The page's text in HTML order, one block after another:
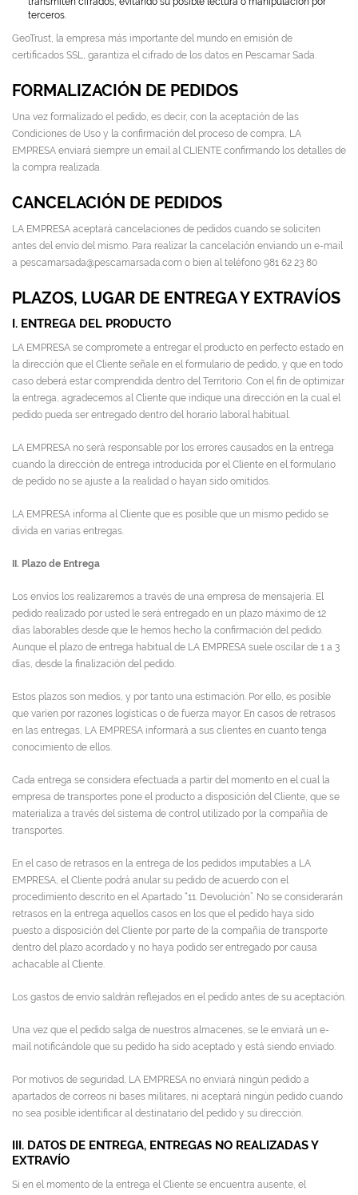
terceros.
GeoTrust, la empresa más importante del mundo en emisión de
certificados SSL, garantiza el cifrado de los datos en Pescamar Sada.
FORMALIZACIÓN DE PEDIDOS
Una vez formalizado el pedido, es decir, con la aceptación de las
Condiciones de Uso y la confirmación del proceso de compra, LA
EMPRESA enviará siempre un email al CLIENTE confirmando los detalles de
la compra realizada.
CANCELACIÓN DE PEDIDOS
LA EMPRESA aceptará cancelaciones de pedidos cuando se soliciten
antes del envío del mismo. Para realizar la cancelación enviando un e-mail
a pescamarsada@pescamarsada.com o bien al teléfono 981 62 23 80
PLAZOS, LUGAR DE ENTREGA Y EXTRAVÍOS
I. ENTREGA DEL PRODUCTO
LA EMPRESA se compromete a entregar el producto en perfecto estado en
la dirección que el Cliente señale en el formulario de pedido, y que en todo
caso deberá estar comprendida dentro del Territorio. Con el fin de optimizar
la entrega, agradecemos al Cliente que indique una dirección en la cual el
pedido pueda ser entregado dentro del horario laboral habitual.
LA EMPRESA no será responsable por los errores causados en la entrega
cuando la dirección de entrega introducida por el Cliente en el formulario
de pedido no se ajuste a la realidad o hayan sido omitidos.
LA EMPRESA informa al Cliente que es posible que un mismo pedido se
divida en varias entregas.
II. Plazo de Entrega
Los envíos los realizaremos a través de una empresa de mensajería. El
pedido realizado por usted le será entregado en un plazo máximo de 12
días laborables desde que le hemos hecho la confirmación del pedido.
Aunque el plazo de entrega habitual de LA EMPRESA suele oscilar de 1 a 3
días, desde la finalización del pedido.
Estos plazos son medios, y por tanto una estimación. Por ello, es posible
que varíen por razones logísticas o de fuerza mayor. En casos de retrasos
en las entregas, LA EMPRESA informará a sus clientes en cuanto tenga
conocimiento de ellos.
Cada entrega se considera efectuada a partir del momento en el cual la
empresa de transportes pone el producto a disposición del Cliente, que se
materializa a través del sistema de control utilizado por la compañía de
transportes.
En el caso de retrasos en la entrega de los pedidos imputables a LA
EMPRESA, el Cliente podrá anular su pedido de acuerdo con el
procedimiento descrito en el Apartado “11. Devolución”. No se considerarán
retrasos en la entrega aquellos casos en los que el pedido haya sido
puesto a disposición del Cliente por parte de la compañía de transporte
dentro del plazo acordado y no haya podido ser entregado por causa
achacable al Cliente.
Los gastos de envío saldrán reflejados en el pedido antes de su aceptación.
Una vez que el pedido salga de nuestros almacenes, se le enviará un e-
mail notificándole que su pedido ha sido aceptado y está siendo enviado.
Por motivos de seguridad, LA EMPRESA no enviará ningún pedido a
apartados de correos ni bases militares, ni aceptará ningún pedido cuando
no sea posible identificar al destinatario del pedido y su dirección.
III. DATOS DE ENTREGA, ENTREGAS NO REALIZADAS Y
EXTRAVÍO
Si en el momento de la entrega el Cliente se encuentra ausente, el